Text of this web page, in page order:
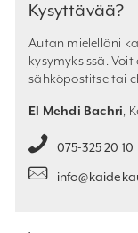
Kysyttävää?
Autan mielelläni
kysymyksissä.
sähköpostitse tai
El Mehdi Bachri ,
075-325 20 10